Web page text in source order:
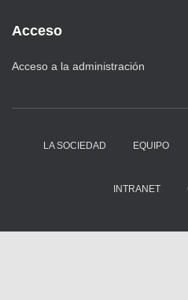
Acceso
Acceso a la administración
LA SOCIEDAD EQUIPO
INTRANET